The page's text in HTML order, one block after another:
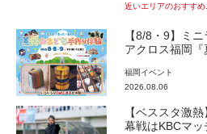
近いエリアのおすすめ
【8/8・9】ミ
アクロス福岡『
中央区）【イベ
福岡 イベント
2026.08.06
【ベススタ激
幕戦はKBCマッ